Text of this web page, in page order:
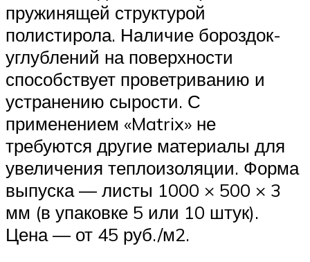
пружинящей структурой
полистирола. Наличие бороздок-
углублений на поверхности
способствует проветриванию и
устранению сырости. С
применением «Matrix» не
требуются другие материалы для
увеличения теплоизоляции. Форма
выпуска — листы 1000 × 500 × 3
мм (в упаковке 5 или 10 штук).
Цена — от 45 руб./м2.